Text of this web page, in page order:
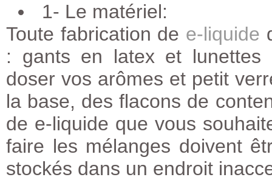
1- Le matériel:
Toute fabrication de e-liquide
: gants en latex et lunettes
doser vos arômes et petit
la base, des flacons de
de e-liquide que vous
faire les mélanges doivent
stockés dans un endroit